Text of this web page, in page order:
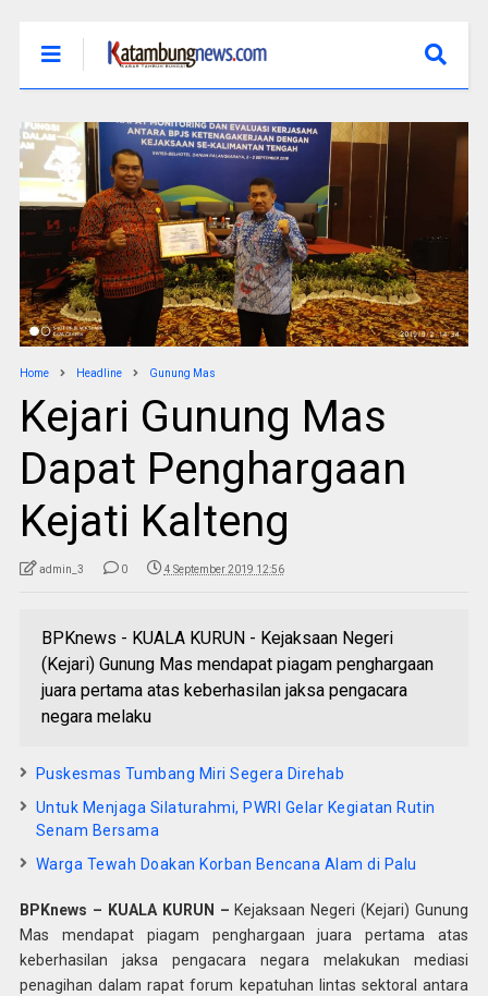
Home Headline Gunung Mas
Kejari Gunung Mas
Dapat Penghargaan
Kejati Kalteng
admin_3 0 4 September 2019 12:56
BPKnews - KUALA KURUN - Kejaksaan Negeri
(Kejari) Gunung Mas mendapat piagam penghargaan
juara pertama atas keberhasilan jaksa pengacara
negara melaku
Puskesmas Tumbang Miri Segera Direhab
Untuk Menjaga Silaturahmi, PWRI Gelar Kegiatan Rutin
Senam Bersama
Warga Tewah Doakan Korban Bencana Alam di Palu
BPKnews – KUALA KURUN – Kejaksaan Negeri (Kejari) Gunung
Mas mendapat piagam penghargaan juara pertama atas
keberhasilan jaksa pengacara negara melakukan mediasi
penagihan dalam rapat forum kepatuhan lintas sektoral antara